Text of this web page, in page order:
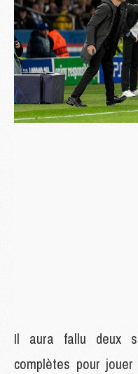
Il aura fallu deux
complètes pour